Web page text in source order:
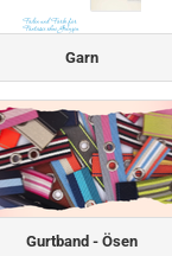
Garn
Gurtband - Ösen